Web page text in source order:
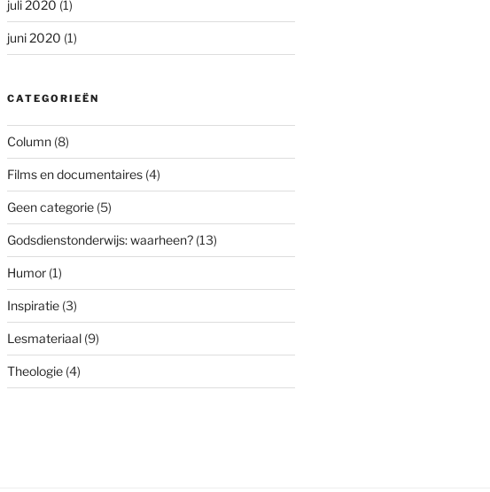
juli 2020 (1)
juni 2020 (1)
CATEGORIEËN
Column(8)
Films en documentaires(4)
Geen categorie(5)
Godsdienstonderwijs: waarheen?(13)
Humor(1)
Inspiratie(3)
Lesmateriaal(9)
Theologie(4)